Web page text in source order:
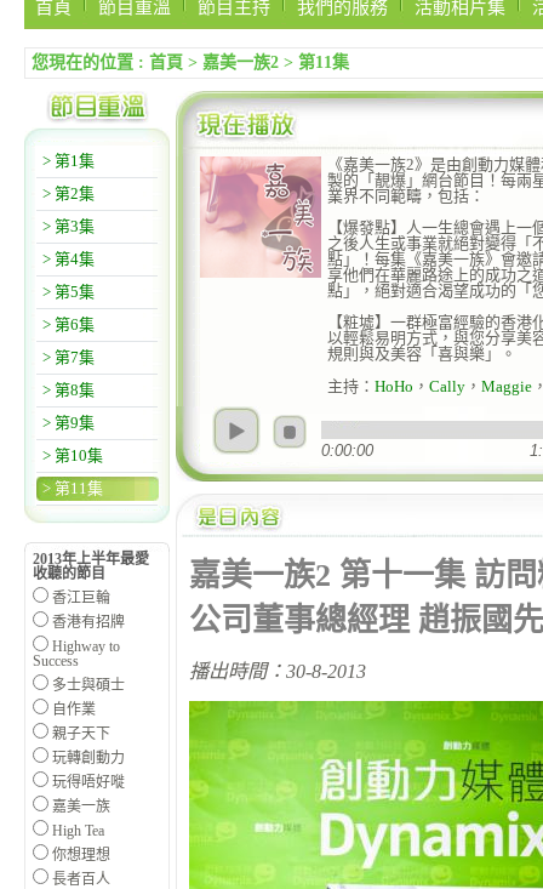
首頁
節目重溫 節目主持 我們的服務 活動相片集
您現在的位置 : 首頁 > 嘉美一族2 > 第11集
> 第1集
> 第2集
> 第3集
> 第4集
> 第5集
> 第6集
> 第7集
> 第8集
> 第9集
> 第10集
> 第11集
2013年上半年最愛
收聽的節目
香江巨輪
香港有招牌
Highway to
Success
多士與碩士
自作業
親子天下
玩轉創動力
玩得唔好嘥
嘉美一族
High Tea
你想理想
長者百人
《嘉美一族2》是由創動力媒
製的「靚爆」網台節目！每兩
業界不同範疇，包括：
【爆發點】人一生總會遇上
之後人生或事業就絕對變得「
點」！每集《嘉美一族》會邀
享他們在華麗路途上的成功之
點」，絕對適合渴望成功的「
【粧墟】一群極富經驗的香
以輕鬆易明方式，與您分享美
規則與及美容「喜與樂」。
主持： HoHo ， Cally ， Maggie
0:00:00
嘉美一族2 第十一集 訪
公司董事總經理 趙振國
播出時間：30-8-2013
親子天下（暑期